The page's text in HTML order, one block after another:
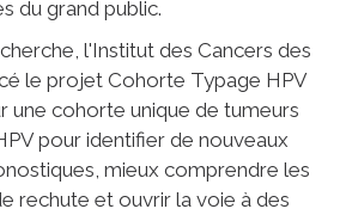
du grand public.
l'Institut des Cancers des
le projet Cohorte Typage HPV
une cohorte unique de tumeurs
pour identifier de nouveaux
mieux comprendre les
rechute et ouvrir la voie à des